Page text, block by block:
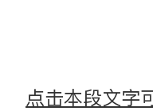
点击本段文字